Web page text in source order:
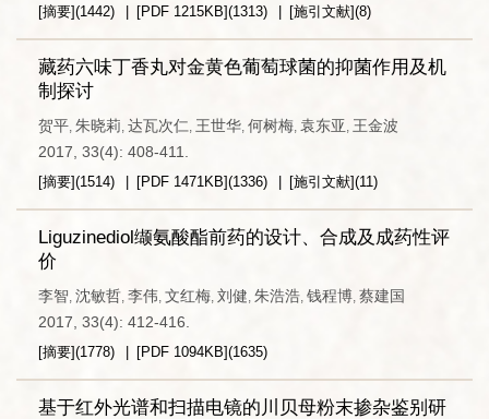
[摘要](1442) [PDF 1215KB](1313) [施引文献](8)
藏药六味丁香丸对金黄色葡萄球菌的抑菌作用及机
制探讨
贺平, 朱晓莉, 达瓦次仁, 王世华, 何树梅, 袁东亚, 王金波
2017, 33(4): 408-411.
[摘要](1514) [PDF 1471KB](1336) [施引文献](11)
Liguzinediol缬氨酸酯前药的设计、合成及成药性评
价
李智, 沈敏哲, 李伟, 文红梅, 刘健, 朱浩浩, 钱程博, 蔡建国
2017, 33(4): 412-416.
[摘要](1778) [PDF 1094KB](1635)
基于红外光谱和扫描电镜的川贝母粉末掺杂鉴别研